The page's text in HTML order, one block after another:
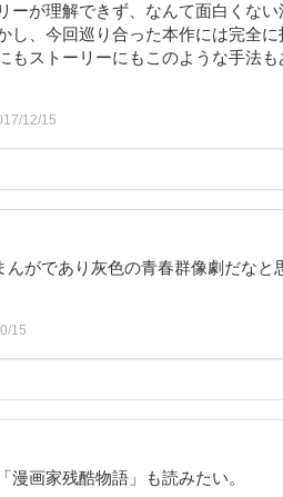
ーが理解できず、なんて面白くな
し、今回巡り合った本作には完全に
もストーリーにもこのような手法も
12/15
がであり灰色の青春群像劇だなと
15
画家残酷物語」も読みたい。